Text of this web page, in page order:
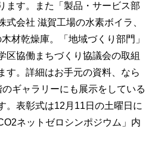
ます。また「製品・サービス部
式会社 滋賀工場の水素ボイラ、
材乾燥庫。「地域づくり部門」
区協働まちづくり協議会の取組
す。詳細はお手元の資料、なら
ギャラリーにも展示をしている
。表彰式は12月11日の土曜日に
ネットゼロシンポジウム」内